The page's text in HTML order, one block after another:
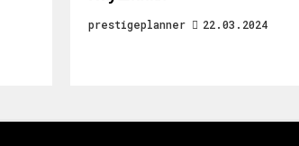
prestigeplanner 22.03.2024